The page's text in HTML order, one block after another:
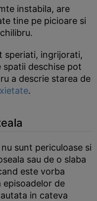
instabila, are
tine pe picioare si
speriati, ingrijorati,
spatii deschise pot
a descrie starea de
.
sunt periculoase si
sau de o slaba
este vorba
de
in cateva